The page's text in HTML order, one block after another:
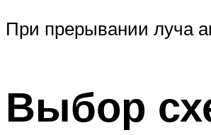
При прерывании луча
Выбор